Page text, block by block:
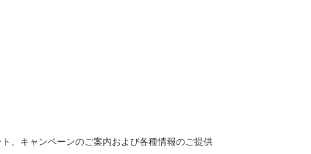
、キャンペーンのご案内および各種情報のご提供